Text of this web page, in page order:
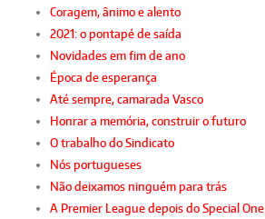
Coragem, ânimo e alento
2021: o pontapé de saída
Novidades em fim de ano
Época de esperança
Até sempre, camarada Vasco
Honrar a memória, construir o futuro
O trabalho do Sindicato
Nós portugueses
Não deixamos ninguém para trás
A Premier League depois do Special One